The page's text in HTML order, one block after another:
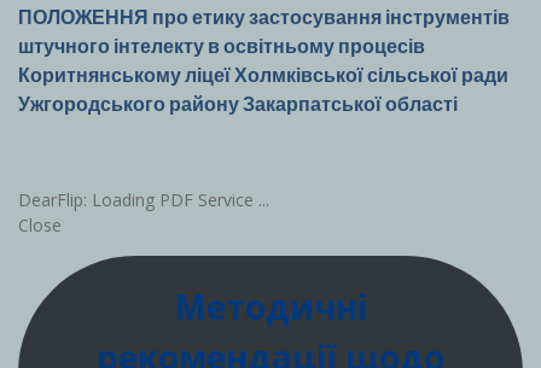
ПОЛОЖЕННЯ про етику застосування інструментів
штучного інтелекту в освітньому процесів
Коритнянському ліцеї Холмківської сільської ради
Ужгородського району Закарпатської області
DearFlip: Loading PDF Service ...
Close
Методичні
рекомендації щодо